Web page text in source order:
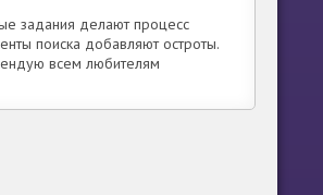
задания делают процесс
поиска добавляют остроты.
всем любителям